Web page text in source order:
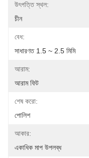
উৎপত্তি স্থল:
চীন
বেধ:
সাধারণত 1.5 ~ 2.5 মিমি
আরাম:
আরাম ফিট
শেষ করো:
পোলিশ
আকার:
একাধিক মাপ উপলব্ধ